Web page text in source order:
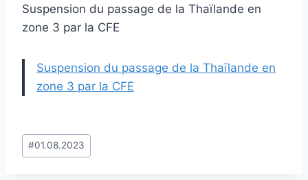
Suspension du passage de la Thaïlande en
zone 3 par la CFE
Suspension du passage de la Thaïlande en
zone 3 par la CFE
Post
Tags:
#01.08.2023